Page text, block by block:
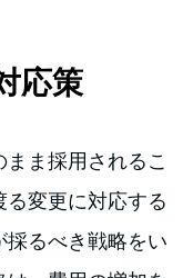
応策
ま採用されるこ
変更に対応する
るべき戦略をい